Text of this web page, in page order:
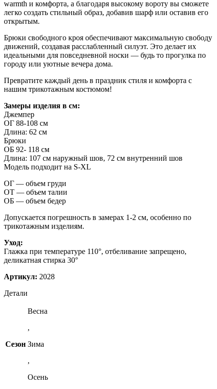
warmth и комфорта, а благодаря высокому вороту вы сможете
легко создать стильный образ, добавив шарф или оставив его
открытым.
Брюки свободного кроя обеспечивают максимальную свободу
движений, создавая расслабленный силуэт. Это делает их
идеальными для повседневной носки — будь то прогулка по
городу или уютные вечера дома.
Превратите каждый день в праздник стиля и комфорта с
нашим трикотажным костюмом!
Замеры изделия в см:
Джемпер
ОГ 88-108 см
Длина: 62 см
Брюки
ОБ 92- 118 см
Длина: 107 см наружный шов, 72 см внутренний шов
Модель подходит на S-XL
ОГ — объем груди
ОТ — объем талии
ОБ — объем бедер
Допускается погрешность в замерах 1-2 см, особенно по
трикотажным изделиям.
Уход:
Глажка при температуре 110°, отбеливание запрещено,
деликатная стирка 30°
Артикул: 2028
Детали
Сезон
Весна
,
Зима
,
Осень